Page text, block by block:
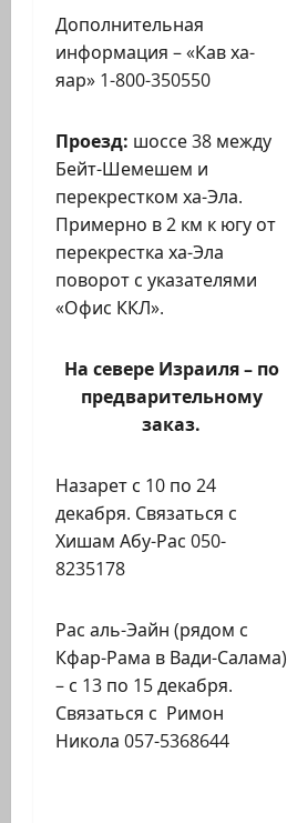
Дополнительная
информация – «Кав ха-
яар» 1-800-350550
Проезд: шоссе 38 между
Бейт-Шемешем и
перекрестком ха-Эла.
Примерно в 2 км к югу от
перекрестка ха-Эла
поворот с указателями
«Офис ККЛ».
На севере Израиля – по
предварительному
заказ.
Назарет с 10 по 24
декабря. Связаться с
Хишам Абу-Рас 050-
8235178
Рас аль-Эайн (рядом с
Кфар-Рама в Вади-Салама)
– с 13 по 15 декабря.
Связаться с Римон
Никола 057-5368644